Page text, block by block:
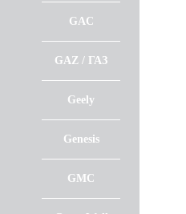
GAC
GAZ / ГАЗ
Geely
Genesis
GMC